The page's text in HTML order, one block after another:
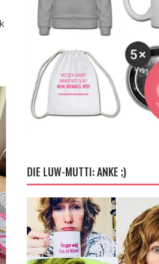
DIE LUW-MUTTI: ANKE ;)